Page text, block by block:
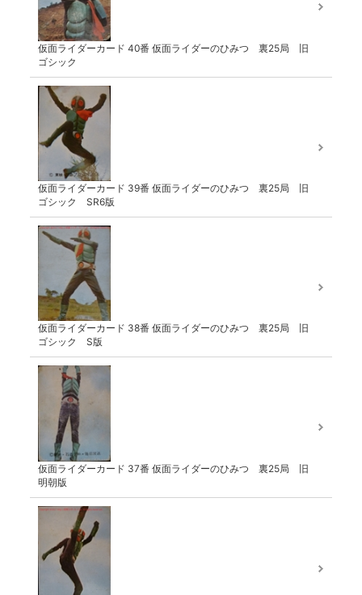
仮面ライダーカード 40番 仮面ライダーのひみつ 裏25局 旧
ゴシック
仮面ライダーカード 39番 仮面ライダーのひみつ 裏25局 旧
ゴシック SR6版
仮面ライダーカード 38番 仮面ライダーのひみつ 裏25局 旧
ゴシック S版
仮面ライダーカード 37番 仮面ライダーのひみつ 裏25局 旧
明朝版